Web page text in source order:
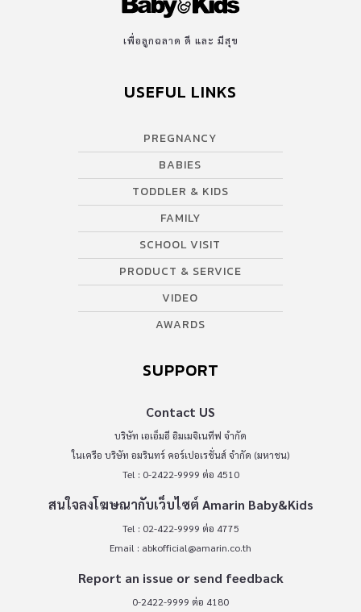
เพื่อลูกฉลาด ดี และ มีสุข
USEFUL LINKS
PREGNANCY
BABIES
TODDLER & KIDS
FAMILY
SCHOOL VISIT
PRODUCT & SERVICE
VIDEO
AWARDS
SUPPORT
Contact US
บริษัท เอเอ็มอี อิมเมจิเนทีฟ จำกัด
ในเครือ บริษัท อมรินทร์ คอร์เปอเรชั่นส์ จำกัด (มหาชน)
Tel : 0-2422-9999 ต่อ 4510
สนใจลงโฆษณากับเว็บไซต์ Amarin Baby&Kids
Tel : 02-422-9999 ต่อ 4775
Email : abkofficial@amarin.co.th
Report an issue or send feedback
0-2422-9999 ต่อ 4180